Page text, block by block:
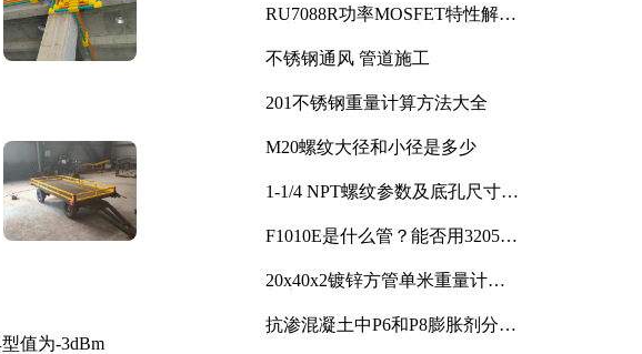
值为-3dBm
RU7088R功率MOSFET特性解析
不锈钢通风 管道施工
201不锈钢重量计算方法大全
M20螺纹大径和小径是多少
1-1/4 NPT螺纹参数及底孔尺寸详
F1010E是什么管？能否用3205或
20x40x2镀锌方管单米重量计算
抗渗混凝土中P6和P8膨胀剂分别